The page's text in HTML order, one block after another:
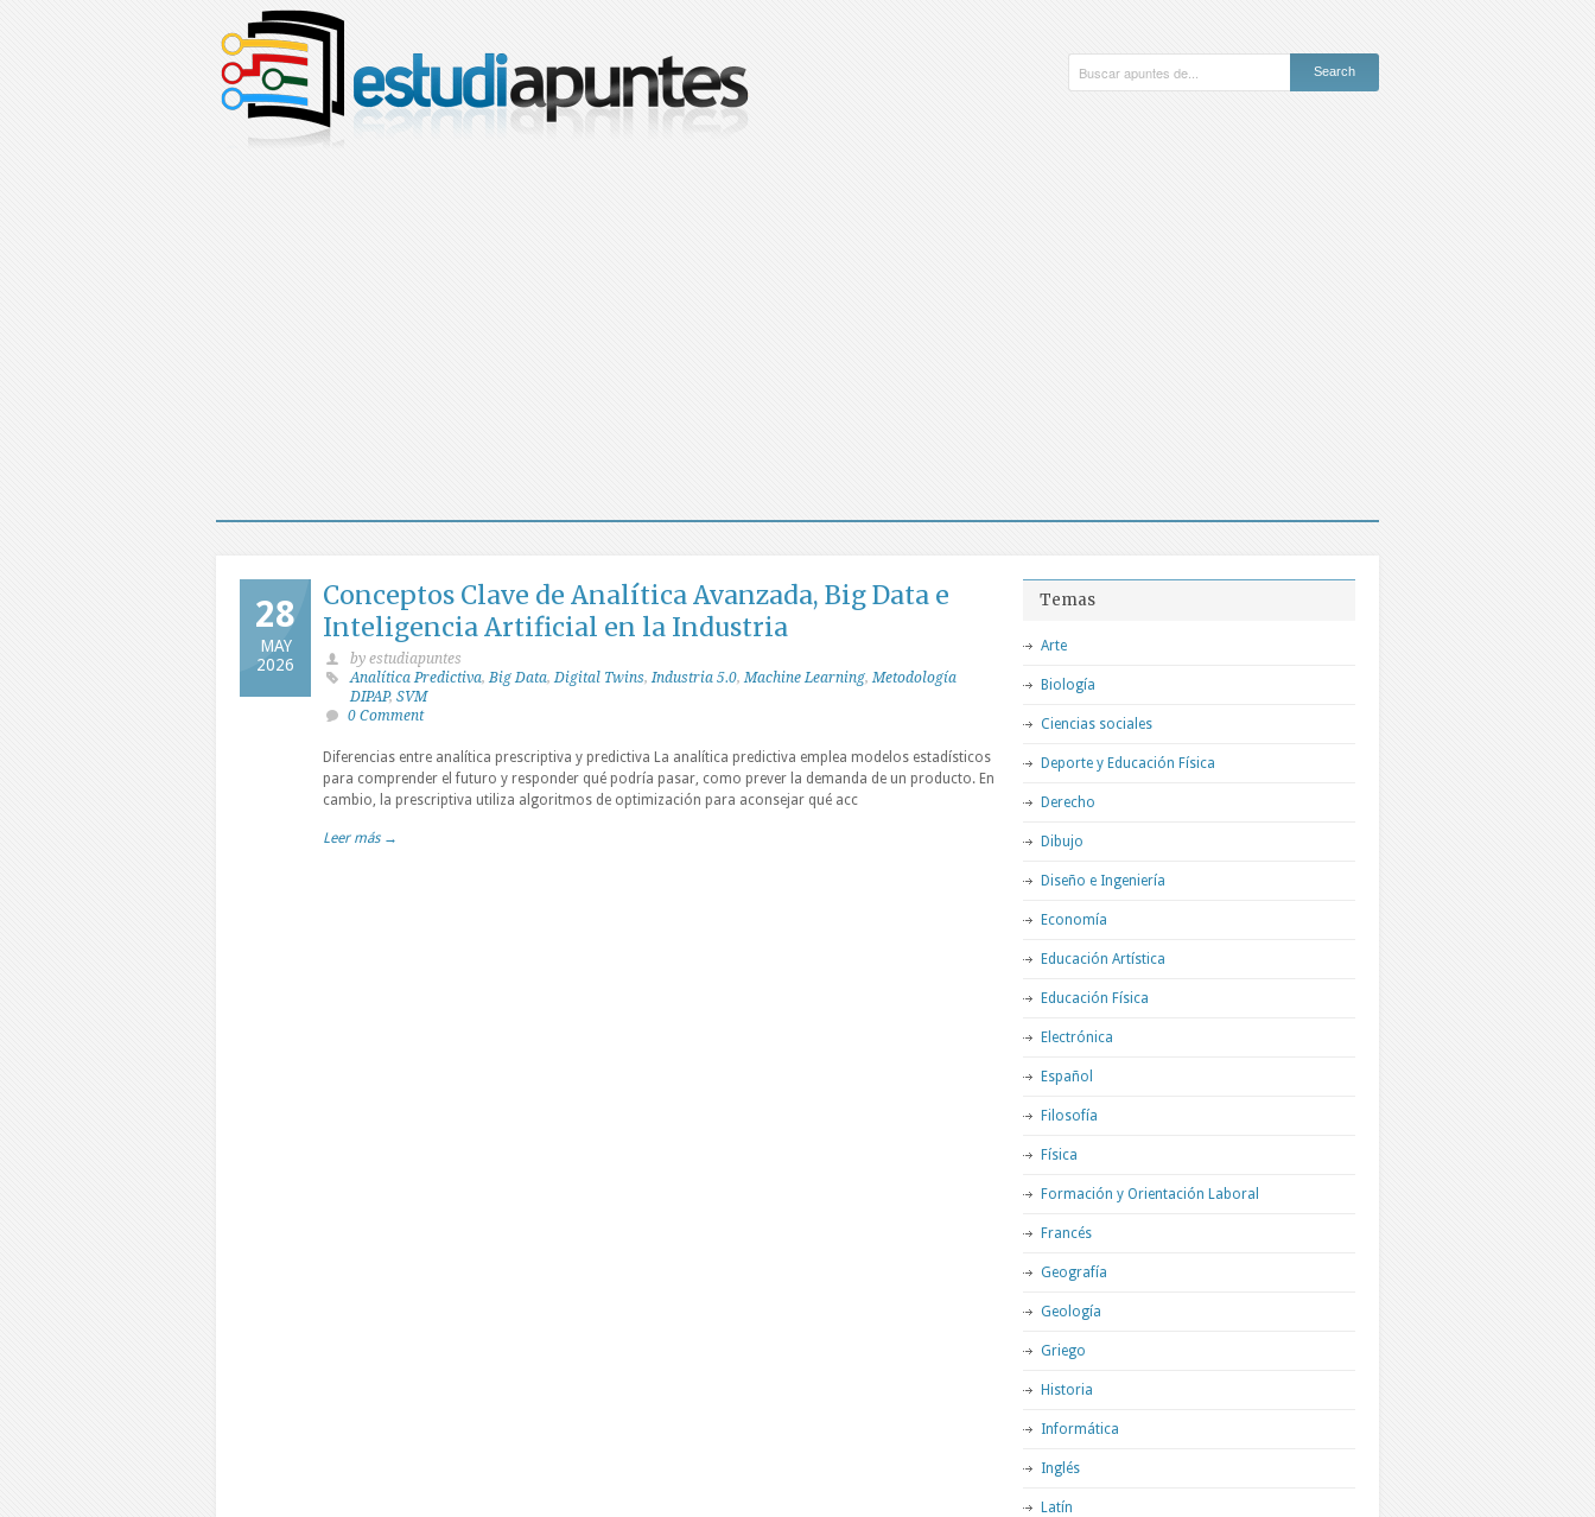
28
MAY
2026
Conceptos Clave de Analítica Avanzada, Big Data e
Inteligencia Artificial en la Industria
by estudiapuntes
Analítica Predictiva,Big Data,Digital Twins,Industria 5.0,Machine Learning,Metodología
DIPAP, SVM
0 Comment
Diferencias entre analítica prescriptiva y predictiva La analítica predictiva emplea modelos estadísticos
para comprender el futuro y responder qué podría pasar, como prever la demanda de un producto. En
cambio, la prescriptiva utiliza algoritmos de optimización para aconsejar qué acc
Leer más →
Temas
Arte
Biología
Ciencias sociales
Deporte y Educación Física
Derecho
Dibujo
Diseño e Ingeniería
Economía
Educación Artística
Educación Física
Electrónica
Español
Filosofía
Física
Formación y Orientación Laboral
Francés
Geografía
Geología
Griego
Historia
Informática
Inglés
Latín